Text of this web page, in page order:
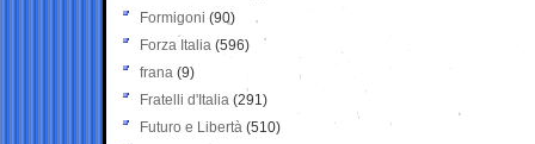
Formigoni (90)
Forza Italia (596)
frana (9)
Fratelli d'Italia (291)
Futuro e Libertà (510)